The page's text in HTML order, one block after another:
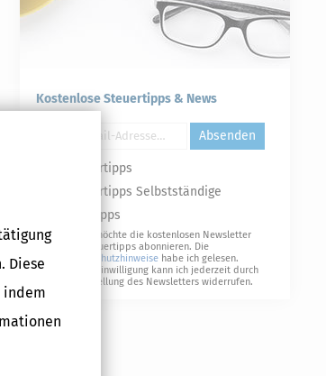
Diese
indem
Kostenlose Steuertipps & News
Absenden
Steuertipps
Steuertipps Selbstständige
Geldtipps
Ja, ich möchte die kostenlosen Newsletter
von Steuertipps abonnieren. Die
Datenschutzhinweise habe ich gelesen.
Meine Einwilligung kann ich jederzeit durch
Abbestellung des Newsletters widerrufen.